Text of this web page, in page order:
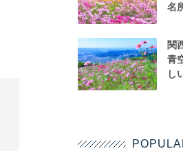
名
関
青
し